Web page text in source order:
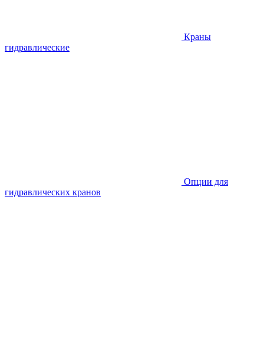
Краны
гидравлические
Опции для
гидравлических кранов